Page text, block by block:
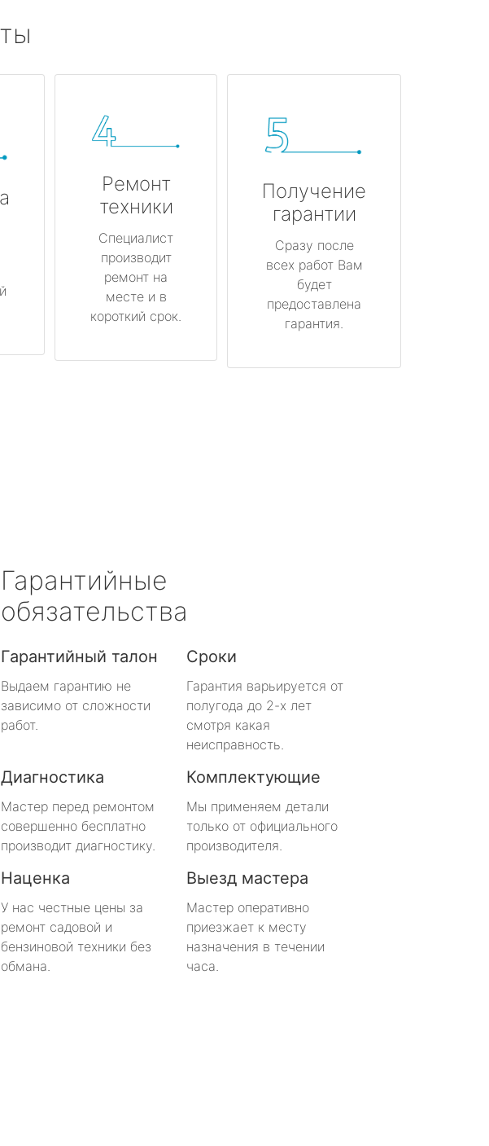
Ремонт
техники
Специалист
производит
ремонт на
месте и в
короткий срок.
Получение
гарантии
Сразу после
всех работ Вам
будет
предоставлена
гарантия.
Гарантийные
обязательства
Гарантийный талон
Выдаем гарантию не
зависимо от сложности
работ.
Сроки
Гарантия варьируется от
полугода до 2-х лет
смотря какая
неисправность.
Диагностика
Мастер перед ремонтом
совершенно бесплатно
производит диагностику.
Комплектующие
Мы применяем детали
только от официального
производителя.
Наценка
У нас честные цены за
ремонт садовой и
бензиновой техники без
обмана.
Выезд мастера
Мастер оперативно
приезжает к месту
назначения в течении
часа.